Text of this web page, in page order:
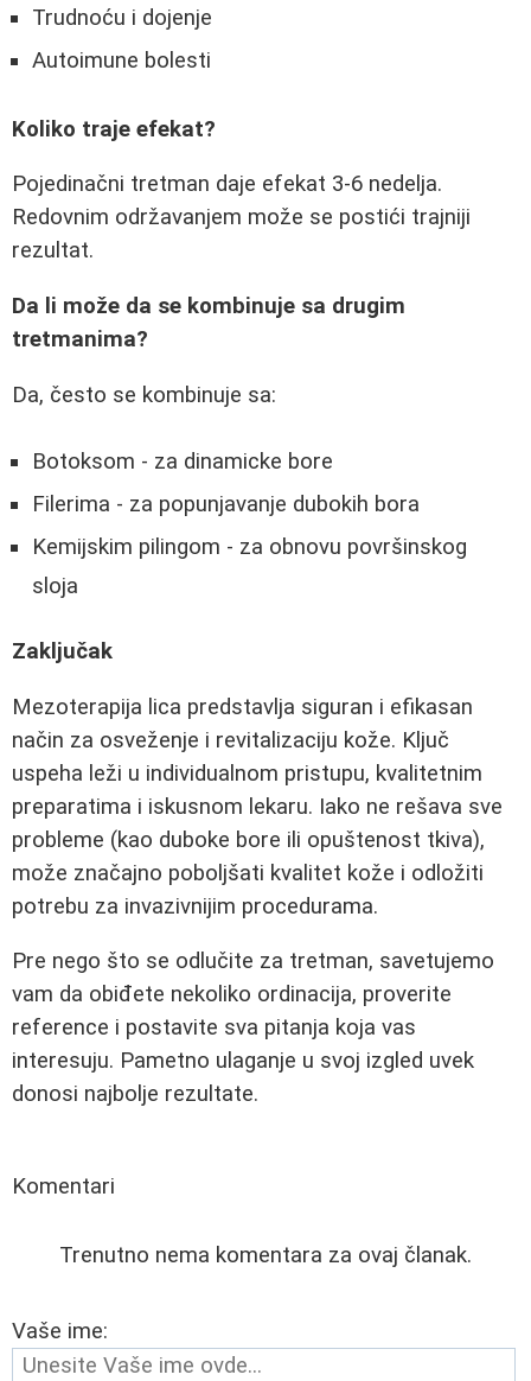
Trudnoću i dojenje
Autoimune bolesti
Koliko traje efekat?
Pojedinačni tretman daje efekat 3-6 nedelja.
Redovnim održavanjem može se postići trajniji
rezultat.
Da li može da se kombinuje sa drugim
tretmanima?
Da, često se kombinuje sa:
Botoksom - za dinamicke bore
Filerima - za popunjavanje dubokih bora
Kemijskim pilingom - za obnovu površinskog
sloja
Zaključak
Mezoterapija lica predstavlja siguran i efikasan
način za osveženje i revitalizaciju kože. Ključ
uspeha leži u individualnom pristupu, kvalitetnim
preparatima i iskusnom lekaru. Iako ne rešava sve
probleme (kao duboke bore ili opuštenost tkiva),
može značajno poboljšati kvalitet kože i odložiti
potrebu za invazivnijim procedurama.
Pre nego što se odlučite za tretman, savetujemo
vam da obiđete nekoliko ordinacija, proverite
reference i postavite sva pitanja koja vas
interesuju. Pametno ulaganje u svoj izgled uvek
donosi najbolje rezultate.
Komentari
Trenutno nema komentara za ovaj članak.
Vaše ime: